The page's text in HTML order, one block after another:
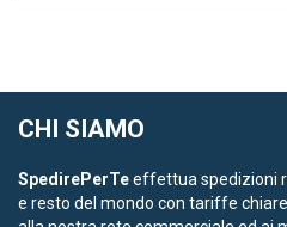
CHI SIAMO
SpedirePerTeeffettua spedizioni
e resto del mondo con tariffe